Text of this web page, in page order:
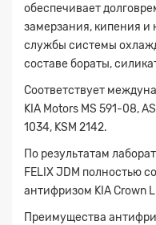
обеспечивает
замерзания, кипения и
службы системы
составе бораты,
Соответствует
KIA Motors MS 591-08,
1034, KSM 2142.
По результатам
FELIX JDM полностью
антифризом KIA Crown
Преимущества